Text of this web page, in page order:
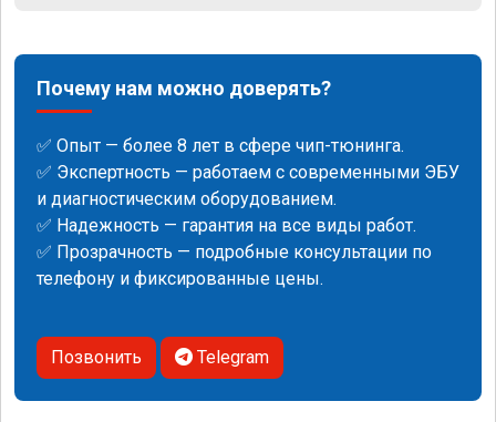
Почему нам можно доверять?
✅ Опыт — более 8 лет в сфере чип-тюнинга.
✅ Экспертность — работаем с современными ЭБУ
и диагностическим оборудованием.
✅ Надежность — гарантия на все виды работ.
✅ Прозрачность — подробные консультации по
телефону и фиксированные цены.
Позвонить Telegram